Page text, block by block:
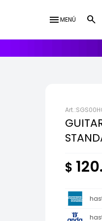
menuMENÚ
$